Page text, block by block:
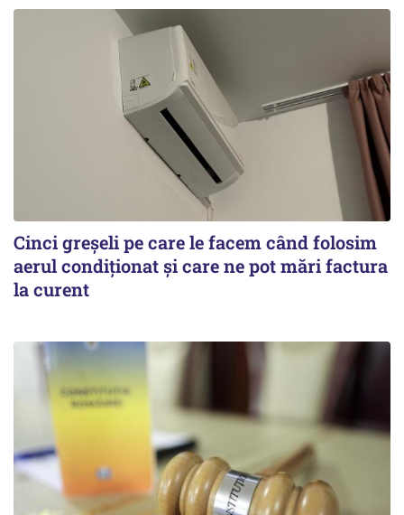
Cinci greșeli pe care le facem când folosim
aerul condiționat și care ne pot mări factura
la curent